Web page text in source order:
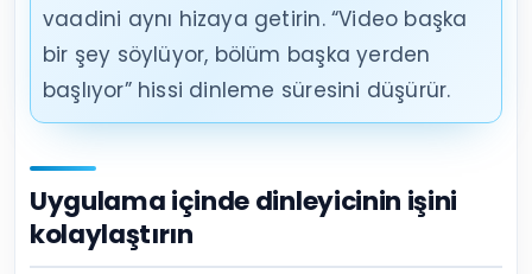
vaadini aynı hizaya getirin. “Video başka
bir şey söylüyor, bölüm başka yerden
başlıyor” hissi dinleme süresini düşürür.
Uygulama içinde dinleyicinin işini
kolaylaştırın